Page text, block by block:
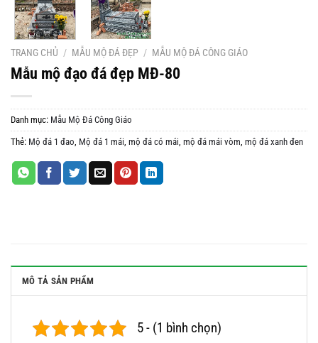
TRANG CHỦ / MẪU MỘ ĐÁ ĐẸP / MẪU MỘ ĐÁ CÔNG GIÁO
Mẫu mộ đạo đá đẹp MĐ-80
Danh mục: Mẫu Mộ Đá Công Giáo
Thẻ: Mộ đá 1 đao Mộ đá 1 mái mộ đá có mái mộ đá mái vòm mộ đá xanh đen
MÔ TẢ SẢN PHẨM
5 - (1 bình chọn)